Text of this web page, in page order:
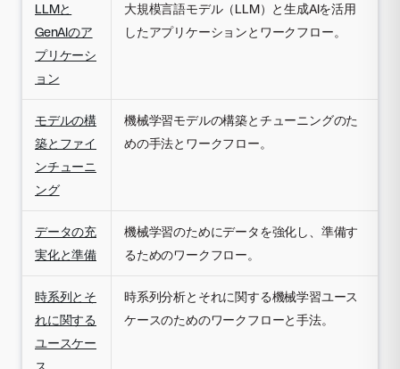
LLMと
GenAIのア
プリケーシ
ョン
大規模言語モデル（LLM）と生成AIを活用
したアプリケーションとワークフロー。
モデルの構
築とファイ
ンチューニ
ング
機械学習モデルの構築とチューニングのた
めの手法とワークフロー。
データの充
実化と準備
機械学習のためにデータを強化し、準備す
るためのワークフロー。
時系列とそ
れに関する
ユースケー
ス
時系列分析とそれに関する機械学習ユース
ケースのためのワークフローと手法。